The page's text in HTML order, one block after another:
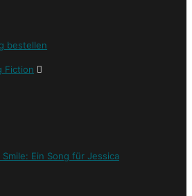
bestellen
Fiction
Ein Song für Jessica